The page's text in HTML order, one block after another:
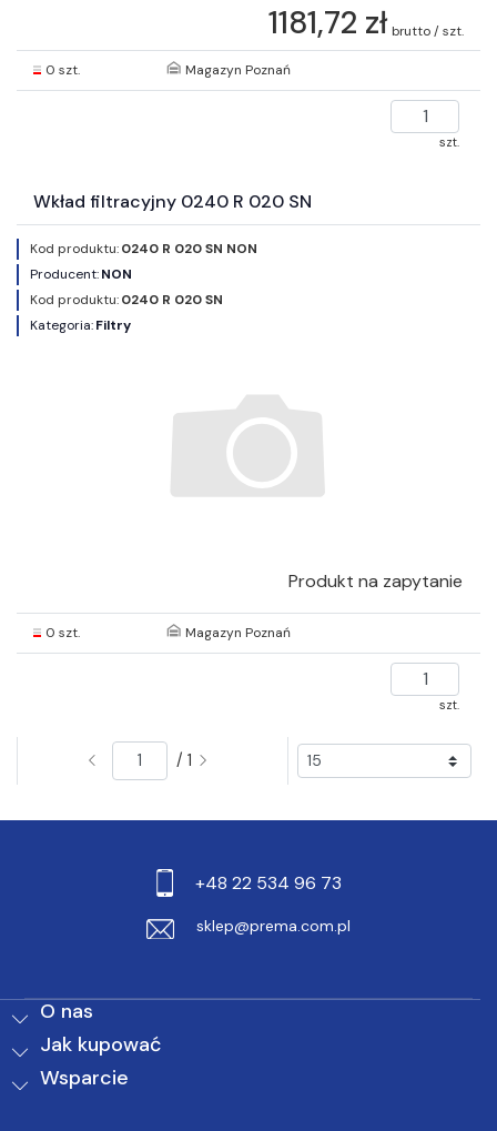
1181,72 zł brutto / szt.
0 szt. Magazyn Poznań
szt.
Wkład filtracyjny 0240 R 020 SN
Kod produktu:0240 R 020 SN NON
Producent:NON
Kod produktu:0240 R 020 SN
Kategoria:Filtry
Produkt na zapytanie
0 szt. Magazyn Poznań
szt.
/ 1
+48 22 534 96 73
sklep@prema.com.pl
O nas
Jak kupować
Wsparcie